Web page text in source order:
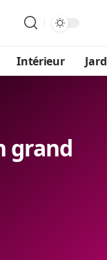
Intérieur
grand